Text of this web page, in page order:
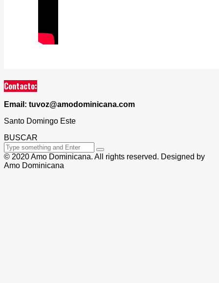
Contacto:
Email: tuvoz@amodominicana.com
Santo Domingo Este
BUSCAR
© 2020 Amo Dominicana. All rights reserved. Designed by
Amo Dominicana